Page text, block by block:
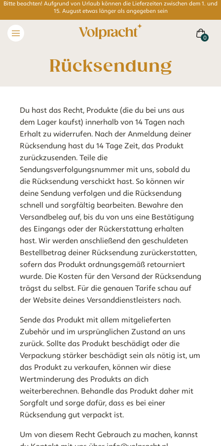
Bitte beachten! Aufgrund von Urlaub können die Lieferzeiten zwischen dem 1. und
15. August etwas länger als angegeben sein
Rücksendung
Du hast das Recht, Produkte (die du bei uns aus
dem Lager kaufst) innerhalb von 14 Tagen nach
Erhalt zu widerrufen. Nach der Anmeldung deiner
Rücksendung hast du 14 Tage Zeit, das Produkt
zurückzusenden. Teile die
Sendungsverfolgungsnummer mit uns, sobald du
die Rücksendung verschickt hast. So können wir
deine Sendung verfolgen und die Rücksendung
schnell und sorgfältig bearbeiten. Bewahre den
Versandbeleg auf, bis du von uns eine Bestätigung
des Eingangs oder der Rückerstattung erhalten
hast. Wir werden anschließend den geschuldeten
Bestellbetrag deiner Rücksendung zurückerstatten,
sofern das Produkt ordnungsgemäß retourniert
wurde. Die Kosten für den Versand der Rücksendung
trägst du selbst. Für die genauen Tarife schau auf
der Website deines Versanddienstleisters nach.
Sende das Produkt mit allem mitgelieferten
Zubehör und im ursprünglichen Zustand an uns
zurück. Sollte das Produkt beschädigt oder die
Verpackung stärker beschädigt sein als nötig ist, um
das Produkt zu verkaufen, können wir diese
Wertminderung des Produkts an dich
weiterberechnen. Behandle das Produkt daher mit
Sorgfalt und sorge dafür, dass es bei einer
Rücksendung gut verpackt ist.
Um von diesem Recht Gebrauch zu machen, kannst